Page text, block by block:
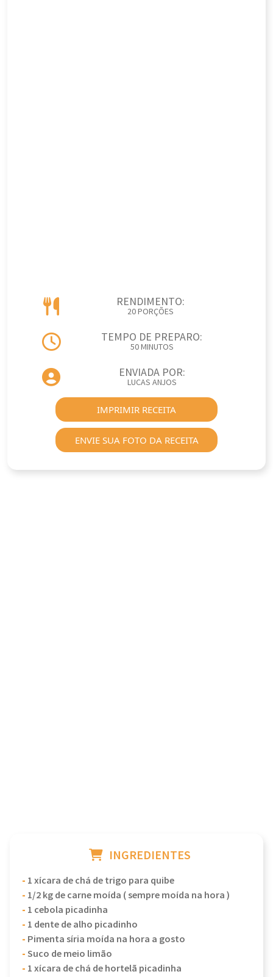
RENDIMENTO:
20 PORÇÕES
TEMPO DE PREPARO:
50 MINUTOS
ENVIADA POR:
LUCAS ANJOS
IMPRIMIR RECEITA
ENVIE SUA FOTO DA RECEITA
INGREDIENTES
- 1 xícara de chá de trigo para quibe
- 1/2 kg de carne moída ( sempre moída na hora )
- 1 cebola picadinha
- 1 dente de alho picadinho
- Pimenta síria moída na hora a gosto
-Suco de meio limão
- 1 xícara de chá de hortelã picadinha